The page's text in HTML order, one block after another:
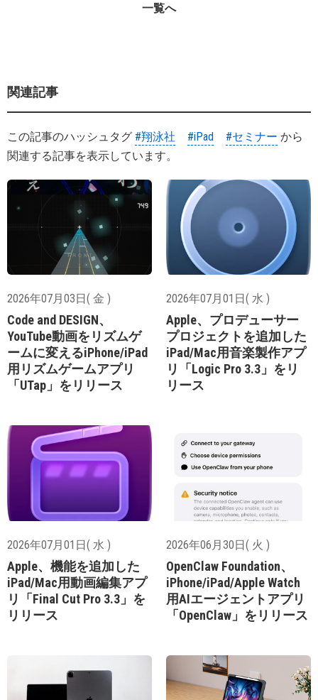
一覧へ
関連記事
この記事のハッシュタグ #翔泳社 #iPad #セミナー から
関連する記事を表示しています。
2026年07月03日( 金 )
Code and DESIGN、
YouTube動画をリズムゲ
ームに変えるiPhone/iPad
用リズムゲームアプリ
「UTap」をリリース
2026年07月01日( 水 )
Apple、プロデューサー
プロジェクトを追加した
iPad/Mac用音楽製作アプ
リ「Logic Pro 3.3」をリ
リース
2026年07月01日( 水 )
Apple、機能を追加した
iPad/Mac用動画編集アプ
リ「Final Cut Pro 3.3」を
リリース
2026年06月30日( 火 )
OpenClaw Foundation、
iPhone/iPad/Apple Watch
用AIエージェントアプリ
「OpenClaw」をリリース